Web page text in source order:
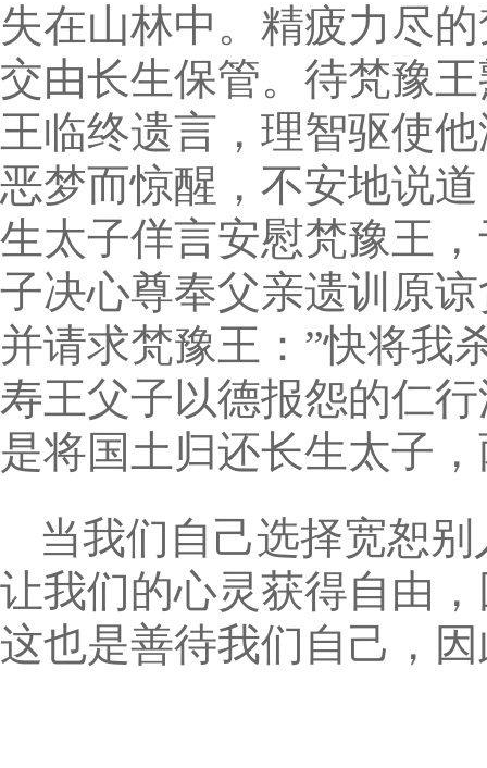
失在山林中。精疲力尽
交由长生保管。待梵豫
王临终遗言，理智驱使
恶梦而惊醒，不安地说
生太子佯言安慰梵豫王
子决心尊奉父亲遗训原
并请求梵豫王：”快将我
寿王父子以德报怨的仁
是将国土归还长生太子
当我们自己选择宽恕
让我们的心灵获得自由
这也是善待我们自己，